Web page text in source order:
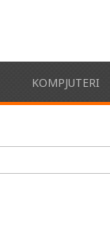
KOMPJUTERI